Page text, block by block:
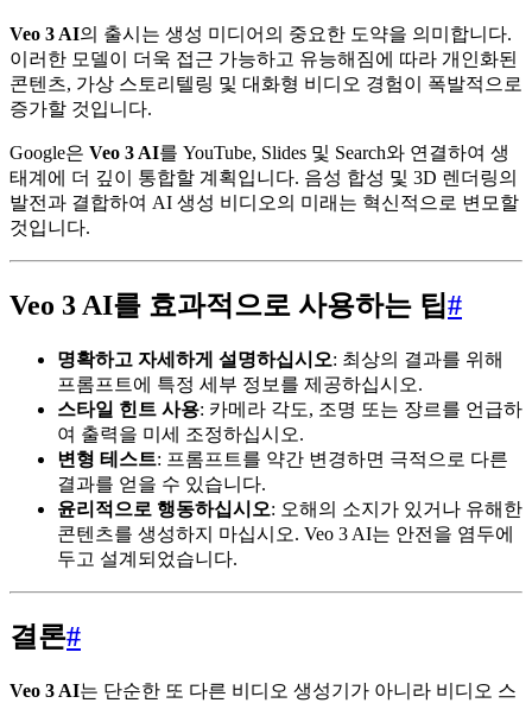
Veo 3 AI의 출시는 생성 미디어의 중요한 도약을 의미합니다.
이러한 모델이 더욱 접근 가능하고 유능해짐에 따라 개인화된
콘텐츠, 가상 스토리텔링 및 대화형 비디오 경험이 폭발적으로
증가할 것입니다.
Google은 Veo 3 AI를 YouTube, Slides 및 Search와 연결하여 생
태계에 더 깊이 통합할 계획입니다. 음성 합성 및 3D 렌더링의
발전과 결합하여 AI 생성 비디오의 미래는 혁신적으로 변모할
것입니다.
Veo 3 AI를 효과적으로 사용하는 팁#
명확하고 자세하게 설명하십시오: 최상의 결과를 위해
프롬프트에 특정 세부 정보를 제공하십시오.
스타일 힌트 사용: 카메라 각도, 조명 또는 장르를 언급하
여 출력을 미세 조정하십시오.
변형 테스트: 프롬프트를 약간 변경하면 극적으로 다른
결과를 얻을 수 있습니다.
윤리적으로 행동하십시오: 오해의 소지가 있거나 유해한
콘텐츠를 생성하지 마십시오. Veo 3 AI는 안전을 염두에
두고 설계되었습니다.
결론#
Veo 3 AI는 단순한 또 다른 비디오 생성기가 아니라 비디오 스